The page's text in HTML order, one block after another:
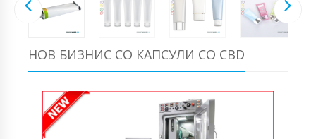
НОВ БИЗНИС СО КАПСУЛИ СО CBD